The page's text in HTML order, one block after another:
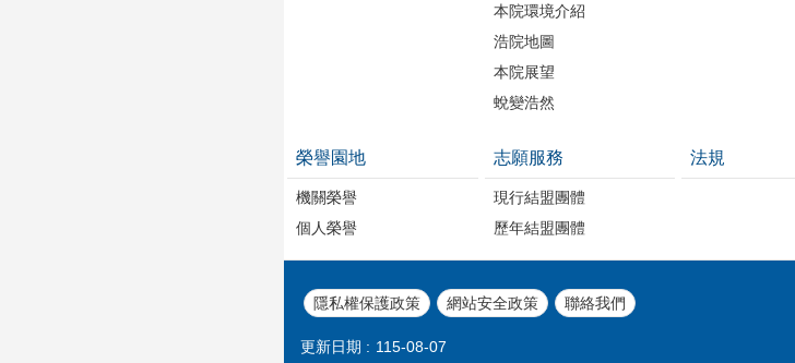
本院環境介紹
浩院地圖
本院展望
蛻變浩然
榮譽園地
機關榮譽
個人榮譽
志願服務
現行結盟團體
歷年結盟團體
法規
隱私權保護政策 網站安全政策 聯絡我們
更新日期
115-08-07